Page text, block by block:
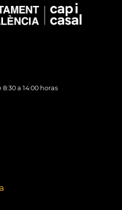
a 14:00 horas